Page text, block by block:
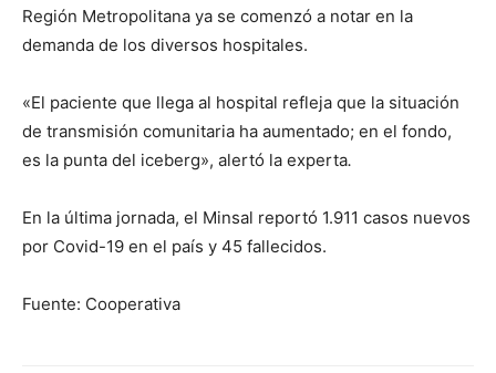
Región Metropolitana ya se comenzó a notar en la
demanda de los diversos hospitales.
«El paciente que llega al hospital refleja que la situación
de transmisión comunitaria ha aumentado; en el fondo,
es la punta del iceberg», alertó la experta.
En la última jornada, el Minsal reportó 1.911 casos nuevos
por Covid-19 en el país y 45 fallecidos.
Fuente: Cooperativa